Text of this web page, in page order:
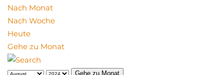
Nach Monat
Nach Woche
Heute
Gehe zu Monat
Gehe zu Monat